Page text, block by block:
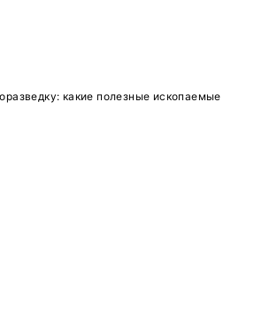
какие полезные ископаемые